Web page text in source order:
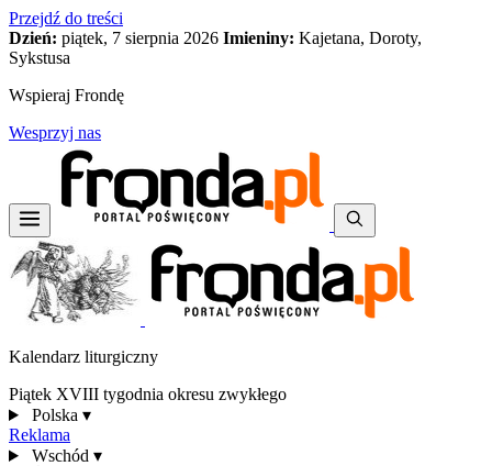
Przejdź do treści
Dzień: piątek, 7 sierpnia 2026 Imieniny: Kajetana, Doroty,
Sykstusa
Wspieraj Frondę
Wesprzyj nas
Kalendarz liturgiczny
Piątek XVIII tygodnia okresu zwykłego
Polska ▾
Reklama
Wschód ▾